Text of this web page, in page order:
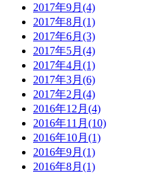
2017年9月(4)
2017年8月(1)
2017年6月(3)
2017年5月(4)
2017年4月(1)
2017年3月(6)
2017年2月(4)
2016年12月(4)
2016年11月(10)
2016年10月(1)
2016年9月(1)
2016年8月(1)